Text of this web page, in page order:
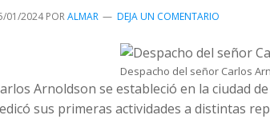
01/2024PORALMAR DEJA UN COMENTARIO
Despacho del señor Carlos
Arnoldson se estableció en la ciudad
sus primeras actividades a distintas